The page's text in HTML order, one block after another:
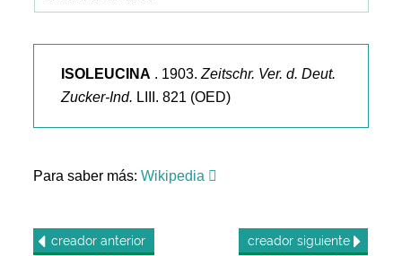
ISOLEUCINA . 1903.Zeitschr. Ver. d. Deut.
Zucker-Ind. LIII. 821 (OED)
Para saber más:Wikipedia
creador anterior creador siguiente